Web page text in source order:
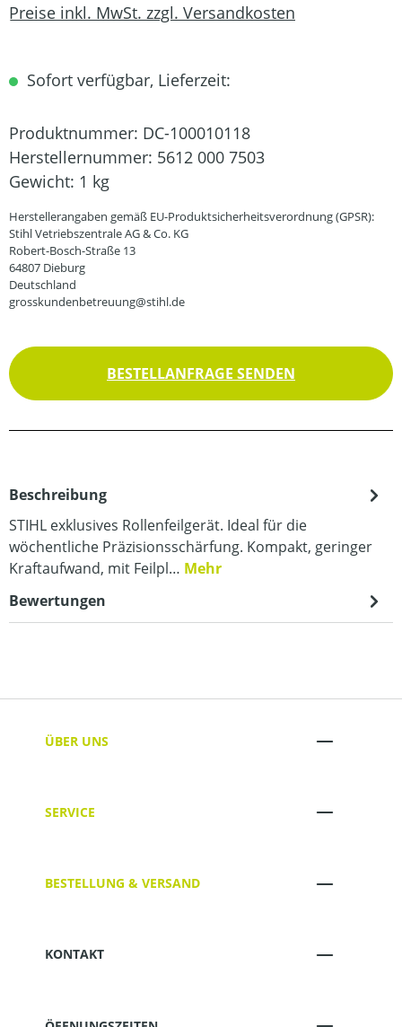
Preise inkl. MwSt. zzgl. Versandkosten
Sofort verfügbar, Lieferzeit:
Produktnummer: DC-100010118
Herstellernummer: 5612 000 7503
Gewicht: 1 kg
Herstellerangaben gemäß EU-Produktsicherheitsverordnung (GPSR):
Stihl Vetriebszentrale AG & Co. KG
Robert-Bosch-Straße 13
64807 Dieburg
Deutschland
grosskundenbetreuung@stihl.de
BESTELLANFRAGE SENDEN
Beschreibung
STIHL exklusives Rollenfeilgerät. Ideal für die
wöchentliche Präzisionsschärfung. Kompakt, geringer
Kraftaufwand, mit Feilpl… Mehr
Bewertungen
ÜBER UNS
SERVICE
BESTELLUNG & VERSAND
KONTAKT